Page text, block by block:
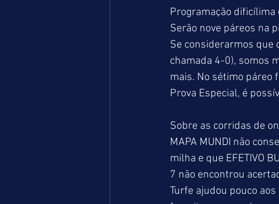
Programação dificílima
Serão nove páreos na
Se considerarmos que
chamada 4-0), somos
mais. No sétimo páreo
Prova Especial, é
Sobre as corridas de
MAPA MUNDI não
milha e que EFETIVO
7 não encontrou
Turfe ajudou pouco